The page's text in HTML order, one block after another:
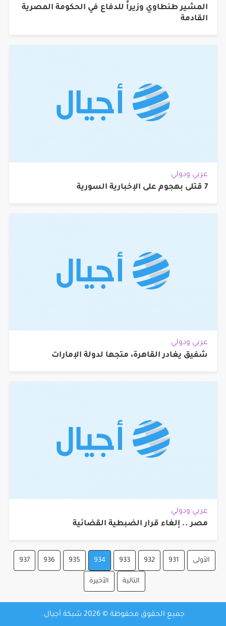
المشير طنطاوي وزيراً للدفاع في الحكومة المصرية
القادمة
عربي ودولي
7 قتلى بهجوم على الإخبارية السورية
عربي ودولي
شفيق يغادر القاهرة، متجها لدولة الإمارات
عربي ودولي
مصر .. إلغاء قرار الضبطية القضائية
الأولى 931
932
933
934
935
936
937
التالية الأخيرة
جميع الحقوق محفوظة © 2026 شبكة أجيال.